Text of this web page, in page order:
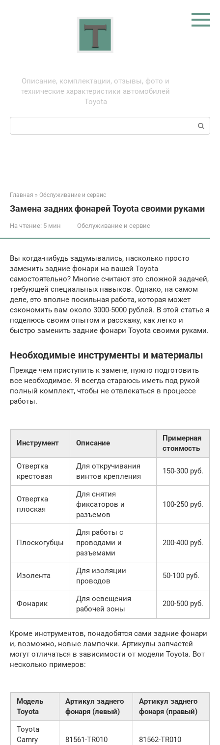
Описание, комплектации, отзывы, фото и
технические характеристики автомобилей
Toyota
Поиск:
Главная » Обслуживание и сервис
Замена задних фонарей Toyota своими руками
На чтение: 5 мин Обслуживание и сервис
Вы когда-нибудь задумывались, насколько просто
заменить задние фонари на вашей Toyota
самостоятельно? Многие считают это сложной задачей,
требующей специальных навыков. Однако, на самом
деле, это вполне посильная работа, которая может
сэкономить вам около 3000-5000 рублей. В этой статье я
поделюсь своим опытом и расскажу, как легко и
быстро заменить задние фонари Toyota своими руками.
Необходимые инструменты и материалы
Прежде чем приступить к замене, нужно подготовить
все необходимое. Я всегда стараюсь иметь под рукой
полный комплект, чтобы не отвлекаться в процессе
работы.
Инструмент Описание
Примерная
стоимость
Отвертка
крестовая
Для откручивания
винтов крепления
150-300 руб.
Отвертка
плоская
Для снятия
фиксаторов и
разъемов
100-250 руб.
Плоскогубцы
Для работы с
проводами и
разъемами
200-400 руб.
Изолента
Для изоляции
проводов
50-100 руб.
Фонарик
Для освещения
рабочей зоны
200-500 руб.
Кроме инструментов, понадобятся сами задние фонари
и, возможно, новые лампочки. Артикулы запчастей
могут отличаться в зависимости от модели Toyota. Вот
несколько примеров:
Модель
Toyota
Артикул заднего
фонаря (левый)
Артикул заднего
фонаря (правый)
Toyota
Camry
81561-TR010 81562-TR010